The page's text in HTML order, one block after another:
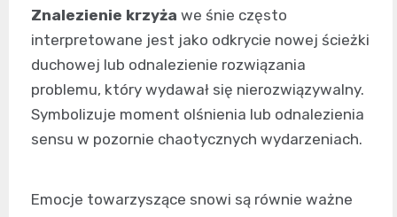
Znalezienie krzyża we śnie często
interpretowane jest jako odkrycie nowej ścieżki
duchowej lub odnalezienie rozwiązania
problemu, który wydawał się nierozwiązywalny.
Symbolizuje moment olśnienia lub odnalezienia
sensu w pozornie chaotycznych wydarzeniach.
Emocje towarzyszące snowi są równie ważne